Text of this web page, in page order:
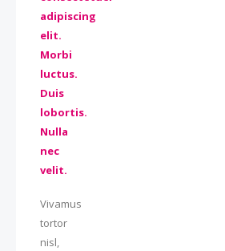
adipiscing
elit.
Morbi
luctus.
Duis
lobortis.
Nulla
nec
velit.
Vivamus
tortor
nisl,